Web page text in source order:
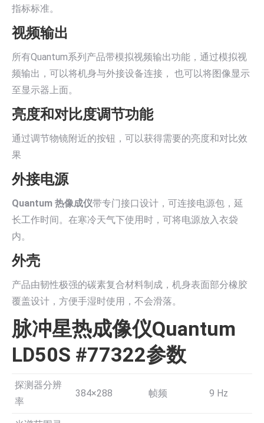
指标标准。
视频输出
所有Quantum系列产品带模拟视频输出功能，通过模拟视
频输出，可以将机身与外接设备连接， 也可以将图像显示
至显示器上面。
亮度和对比度调节功能
通过调节物镜附近的按钮，可以获得需要的亮度和对比效
果
外接电源
Quantum 热像成仪带专门接口设计，可连接电源包，延
长工作时间。在寒冷天气下使用时，可将电源放入衣袋
内。
外壳
产品由韧性极强的碳素复合材料制成，机身表面部分橡胶
覆盖设计，方便手湿时使用，不会滑落。
脉冲星热成像仪Quantum
LD50S #77322参数
探测器分辨
率
384×288 帧频 9 Hz